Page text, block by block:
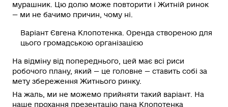
мурашник. Цю долю може повторити і Житній ринок
— ми не бачимо причин, чому ні.
Варіант Євгена Клопотенка. Оренда створеною для
цього громадською організацією
На відміну від попереднього, цей має всі риси
робочого плану, який — це головне — ставить собі за
мету збереження Житнього ринку.
На жаль, ми не можемо прийняти такий варіант. На
наше прохання презентацію пана Клопотенка